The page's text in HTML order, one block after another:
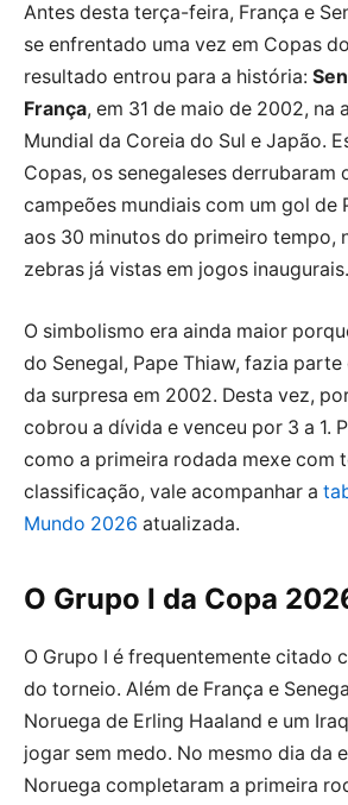
Antes desta terça-feira, França e
se enfrentado uma vez em Copas
resultado entrou para a história:
França, em 31 de maio de 2002, na
Mundial da Coreia do Sul e Japão.
Copas, os senegaleses derrubaram
campeões mundiais com um gol de
aos 30 minutos do primeiro tempo,
zebras já vistas em jogos inaugurais.
O simbolismo era ainda maior
do Senegal, Pape Thiaw, fazia
da surpresa em 2002. Desta vez,
cobrou a dívida e venceu por 3 a 1.
como a primeira rodada mexe com
classificação, vale acompanhar a
Mundo 2026 atualizada.
O Grupo I da Copa
O Grupo I é frequentemente citado
do torneio. Além de França e
Noruega de Erling Haaland e um
jogar sem medo. No mesmo dia da
Noruega completaram a primeira